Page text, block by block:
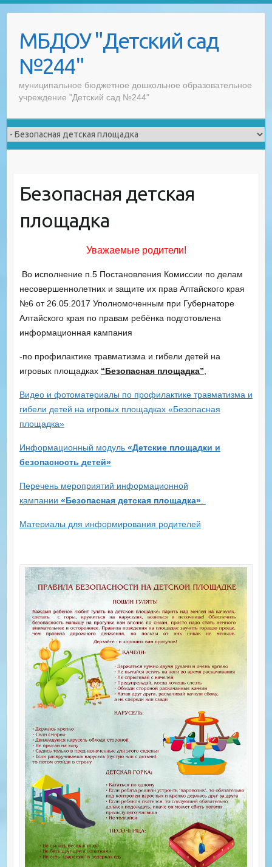
contentМБДОУ "Детский сад
№244"
муниципальное бюджетное дошкольное образовательное
учреждение "Детский сад №244"
Безопасная детская
площадка
Уважаемые родители!
Во исполнение п.5 Постановления Комиссии по делам
несовершеннолетних и защите их прав Алтайского края
№6 от 26.05.2017 Уполномоченным при Губернаторе
Алтайского края по правам ребёнка подготовлена
информационная кампания
-по профилактике травматизма и гибели детей на
игровых площадках “Безопасная площадка”
Видео и фотоматериалы по профилактике травматизма и
гибели детей на игровых площадках «Безопасная
площадка»
Информационный модуль «Детские площадки и
безопасность детей»
Перечень мероприятий информационной
кампании «Безопасная детская площадка».
Материалы для информирования родителей